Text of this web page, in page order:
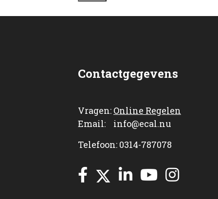
Contactgegevens
Vragen: Online Regelen
Email: info@ecal.nu
Telefoon: 0314-787078